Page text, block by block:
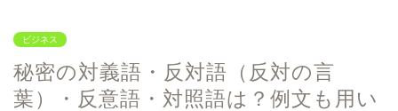
ビジネス
秘密の対義語・反対語（反対の言
葉）・反意語・対照語は？例文も用い